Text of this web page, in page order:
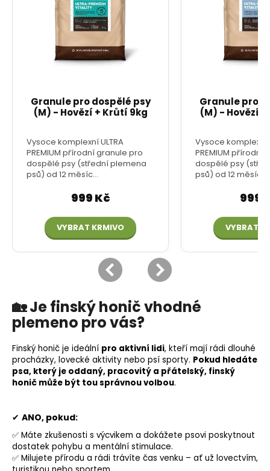
🏡Je finský honič vhodné
plemeno pro vás?
Finský honič je ideální pro aktivní lidi, kteří mají rádi dlouhé
procházky, lovecké aktivity nebo psí sporty. Pokud hledáte
psa, který je oddaný, pracovitý a přátelský, finský
honič může být tou správnou volbou.
✔ ANO, pokud:
✅ Máte zkušenosti s výcvikem a dokážete psovi poskytnout
dostatek pohybu a mentální stimulace.
✅ Milujete přírodu a rádi trávíte čas venku – ať už lovectvím,